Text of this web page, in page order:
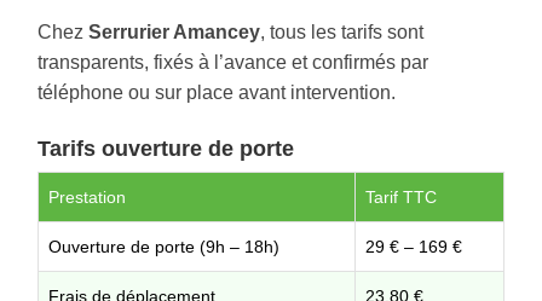
Chez Serrurier Amancey, tous les tarifs sont
transparents, fixés à l’avance et confirmés par
téléphone ou sur place avant intervention.
Tarifs ouverture de porte
Prestation Tarif TTC
Ouverture de porte (9h – 18h) 29 € – 169 €
Frais de déplacement 23,80 €